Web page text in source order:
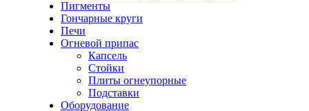
Пигменты
Гончарные круги
Печи
Огневой припас
Капсель
Стойки
Плиты огнеупорные
Подставки
Оборудование